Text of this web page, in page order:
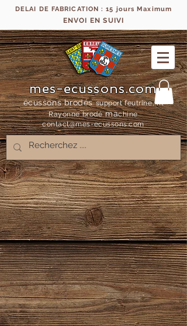
DELAI DE FABRICATION : 15 jours Maximum
ENVOI EN SUIVI
mes-ecussons.com
écussons brodés support feutrine, fil
Rayonne brodémachine
contact@mes-ecussons.com